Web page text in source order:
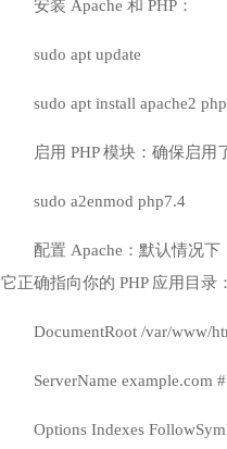
安装 Apache 和 PHP：
sudo apt update
sudo apt install apache2
启用 PHP 模块：确保启用
sudo a2enmod php7.4
配置 Apache：默认情况下
它正确指向你的 PHP 应用目录
DocumentRoot /var/www/
ServerName example.com
Options Indexes